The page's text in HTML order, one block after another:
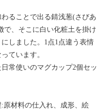
ることで出る錆浅葱(さびあ
で、そこに白い化粧土を掛け
しました。1点1点違う表情
ています。
常使いのマグカップ2個セッ
原材料の仕入れ、成形、絵